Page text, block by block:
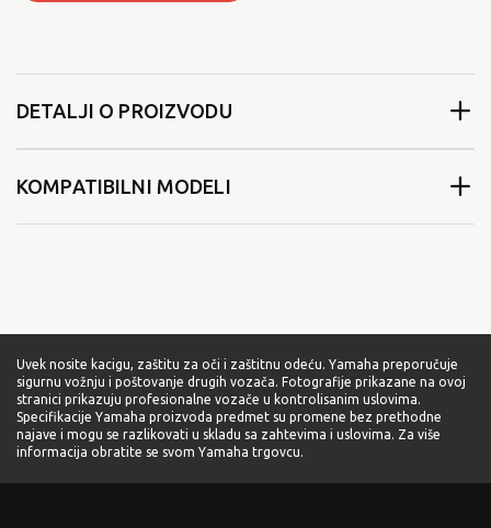
DETALJI O PROIZVODU
KOMPATIBILNI MODELI
Uvek nosite kacigu, zaštitu za oči i zaštitnu odeću. Yamaha preporučuje
sigurnu vožnju i poštovanje drugih vozača. Fotografije prikazane na ovoj
stranici prikazuju profesionalne vozače u kontrolisanim uslovima.
Specifikacije Yamaha proizvoda predmet su promene bez prethodne
najave i mogu se razlikovati u skladu sa zahtevima i uslovima. Za više
informacija obratite se svom Yamaha trgovcu.